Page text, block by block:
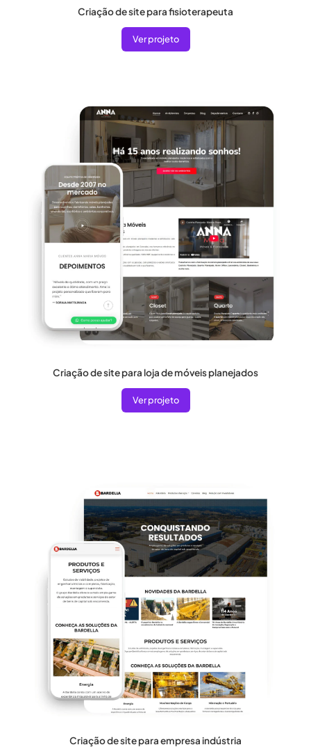
Criação de site para fisioterapeuta
Ver projeto
Criação de site para loja de móveis planejados
Ver projeto
Criação de site para empresa indústria